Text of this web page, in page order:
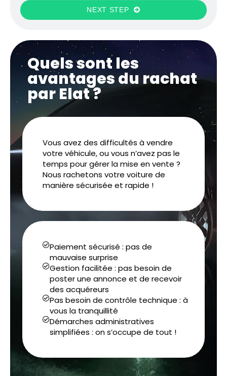
NEXT STEP
Quels sont les
avantages du rachat
par Elat ?
Vous avez des difficultés à vendre
votre véhicule, ou vous n’avez pas le
temps pour gérer la mise en vente ?
Nous rachetons votre voiture de
manière sécurisée et rapide !
Paiement sécurisé : pas de
mauvaise surprise
Gestion facilitée : pas besoin de
poster une annonce et de recevoir
des acquéreurs
Pas besoin de contrôle technique : à
vous la tranquillité
Démarches administratives
simplifiées : on s’occupe de tout !